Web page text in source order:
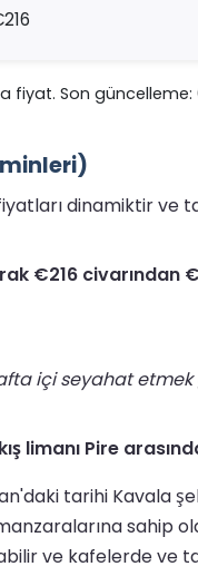
fiyat. Son güncelleme:
dinamiktir
€216 civarından
içi seyahat
limanı Pire
tarihi Kavala
sahip
ve kafelerde ve